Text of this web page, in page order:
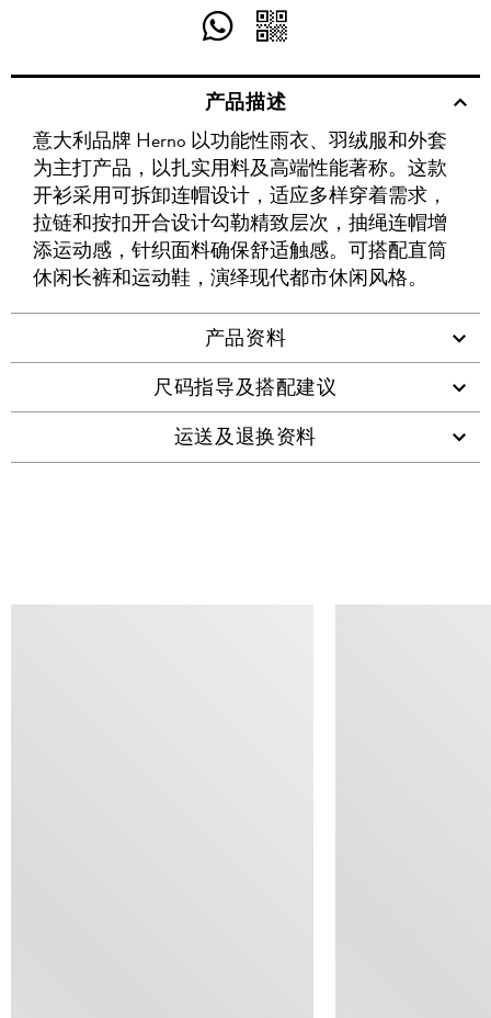
享
WECHAT
享
WEIBO
分
享
至
WHATSAPP
享
维
码
产品描述
意大利品牌 Herno 以功能性雨衣、羽绒服和外套
为主打产品，以扎实用料及高端性能著称。这款
开衫采用可拆卸连帽设计，适应多样穿着需求，
拉链和按扣开合设计勾勒精致层次，抽绳连帽增
添运动感，针织面料确保舒适触感。可搭配直筒
休闲长裤和运动鞋，演绎现代都市休闲风格。
产品资料
尺码指导及搭配建议
运送及退换资料